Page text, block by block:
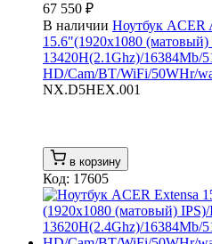
67 550 ₽
В наличии Ноутбук ACER
15.6"(1920x1080 (матовый)
13420H(2.1Ghz)/16384Mb/
HD/Cam/BT/WiFi/50WHr/
NX.D5HEX.001
в корзину
Код: 17605